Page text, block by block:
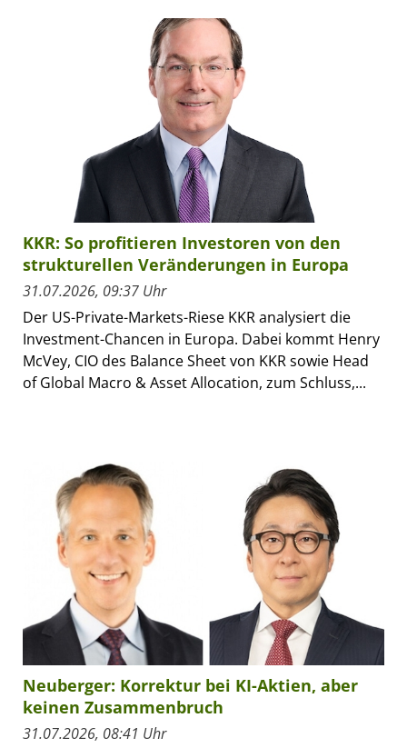
KKR: So profitieren Investoren von den
strukturellen Veränderungen in Europa
31.07.2026, 09:37 Uhr
Der US-Private-Markets-Riese KKR analysiert die
Investment-Chancen in Europa. Dabei kommt Henry
McVey, CIO des Balance Sheet von KKR sowie Head
of Global Macro & Asset Allocation, zum Schluss,...
Neuberger: Korrektur bei KI-Aktien, aber
keinen Zusammenbruch
31.07.2026, 08:41 Uhr